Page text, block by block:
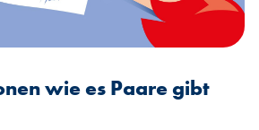
wie es Paare gibt